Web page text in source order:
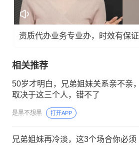
资质代办业务专业办，时效有保证
相关推荐
50岁才明白，兄弟姐妹关系亲不亲，
取决于这三个人，错不了
是黑不想黑 打开APP
兄弟姐妹再冷淡，这3个场合你必须